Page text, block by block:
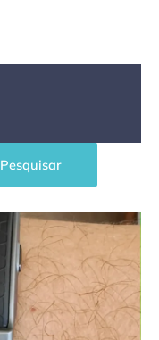
Pesquisar